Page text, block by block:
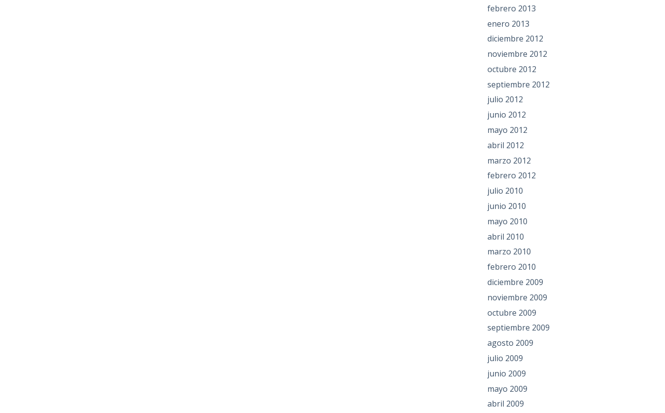
febrero 2013
enero 2013
diciembre 2012
noviembre 2012
octubre 2012
septiembre 2012
julio 2012
junio 2012
mayo 2012
abril 2012
marzo 2012
febrero 2012
julio 2010
junio 2010
mayo 2010
abril 2010
marzo 2010
febrero 2010
diciembre 2009
noviembre 2009
octubre 2009
septiembre 2009
agosto 2009
julio 2009
junio 2009
mayo 2009
abril 2009